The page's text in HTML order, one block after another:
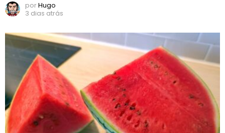
porHugo
3 dias atrás